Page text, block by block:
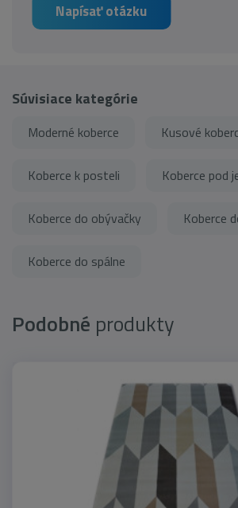
Napísať otázku
Súvisiace kategórie
Moderné koberce Kusové
Koberce k posteli Koberce pod
Koberce do obývačky Koberce
Koberce do spálne
Podobné produkty